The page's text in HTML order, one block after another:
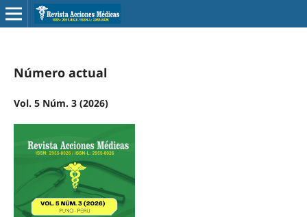
Número actual
Vol. 5 Núm. 3 (2026)